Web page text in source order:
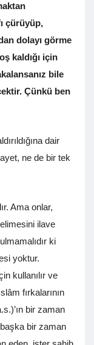
çürüyüp,
dolayı görme
kaldığı için
bile
Çünkü ben
dair
ne de bir tek
Ama onlar,
ilave
ki
yoktur.
kullanılır ve
fırkalarının
bir zaman
başka bir zaman